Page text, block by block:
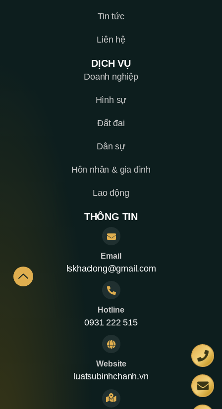
Tin tức
Liên hệ
DỊCH VỤ
Doanh nghiệp
Hình sự
Đất đai
Dân sự
Hôn nhân & gia đình
Lao động
THÔNG TIN
Email
lskhaclong@gmail.com
Hotline
0931 222 515
Website
luatsubinhchanh.vn